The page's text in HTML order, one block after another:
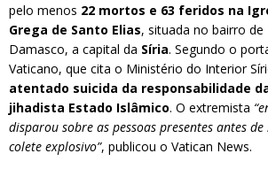
pelo menos 22 mortos e 63 feridos na
Grega de Santo Elias, situada no bairro de
Damasco, a capital da Síria. Segundo o
Vaticano, que cita o Ministério do Interior
atentado suicida da responsabilidade
jihadista Estado Islâmico. O extremista
disparou sobre as pessoas presentes antes
colete explosivo”, publicou o Vatican News.